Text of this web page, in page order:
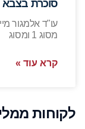
סוכרת בצבא
עו"ד אלמגור
מסוג 1 ומסוג
קרא עוד »
לקוחות